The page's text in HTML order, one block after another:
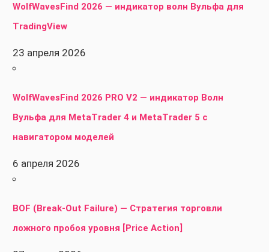
WolfWavesFind 2026 — индикатор волн Вульфа для
TradingView
23 апреля 2026
WolfWavesFind 2026 PRO V2 — индикатор Волн
Вульфа для MetaTrader 4 и MetaTrader 5 с
навигатором моделей
6 апреля 2026
BOF (Break-Out Failure) — Стратегия торговли
ложного пробоя уровня [Price Action]